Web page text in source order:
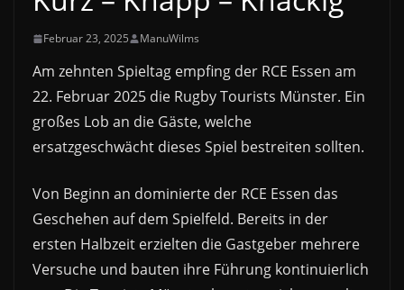
Februar 23, 2025 ManuWilms
Am zehnten Spieltag empfing der RCE Essen am
22. Februar 2025 die Rugby Tourists Münster. Ein
großes Lob an die Gäste, welche
ersatzgeschwächt dieses Spiel bestreiten sollten.
Von Beginn an dominierte der RCE Essen das
Geschehen auf dem Spielfeld. Bereits in der
ersten Halbzeit erzielten die Gastgeber mehrere
Versuche und bauten ihre Führung kontinuierlich